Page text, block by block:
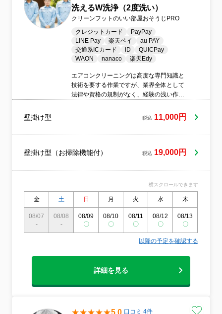
洗えるW洗浄（2度洗い）
クリーンフットのいい部屋おそうじPRO
クレジットカード
PayPay
LINE Pay
楽天ペイ
au PAY
交通系ICカード
iD
QUICPay
WAON
nanaco 楽天Edy
エアコンクリーニングは高度な専門知識と
技術を要する作業ですが、業界全体として
法律や資格の規制がなく、経験の浅い作業
に多いのは、清掃機器の配線ミスやネジの
締め忘れで、破損や故障のように見えない
ます。当店はエアコンクリーニング協会に
定期的に研修を受けています。さらに、当
い裏側の汚れも残さずしっかり洗浄できま
壁掛け型 税込 11,000円
壁掛け型（お掃除機能付） 税込 19,000円
横スクロールできます
金 土 日 月 火 水 木
08/07
-
08/08
-
08/09
〇
08/10
〇
08/11
〇
08/12
〇
08/13
〇
以降の予定を確認する
詳細を見る
5.0 口コミ 4件